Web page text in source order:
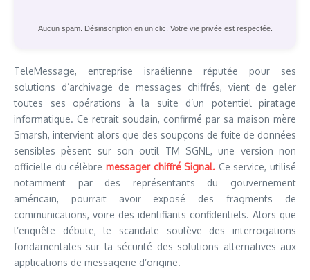
Aucun spam. Désinscription en un clic. Votre vie privée est respectée.
TeleMessage, entreprise israélienne réputée pour ses
solutions d’archivage de messages chiffrés, vient de geler
toutes ses opérations à la suite d’un potentiel piratage
informatique. Ce retrait soudain, confirmé par sa maison mère
Smarsh, intervient alors que des soupçons de fuite de données
sensibles pèsent sur son outil TM SGNL, une version non
officielle du célèbre messager chiffré Signal. Ce service, utilisé
notamment par des représentants du gouvernement
américain, pourrait avoir exposé des fragments de
communications, voire des identifiants confidentiels. Alors que
l’enquête débute, le scandale soulève des interrogations
fondamentales sur la sécurité des solutions alternatives aux
applications de messagerie d’origine.